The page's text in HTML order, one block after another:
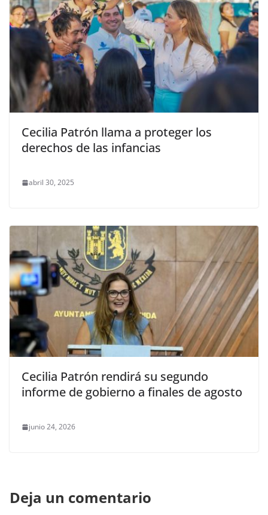
Cecilia Patrón llama a proteger los
derechos de las infancias
abril 30, 2025
Cecilia Patrón rendirá su segundo
informe de gobierno a finales de agosto
junio 24, 2026
Deja un comentario